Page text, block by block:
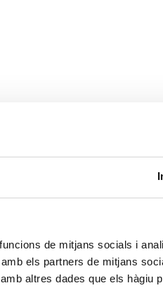
de mitjans socials i
els partners de mitjans
altres dades que els hàgiu